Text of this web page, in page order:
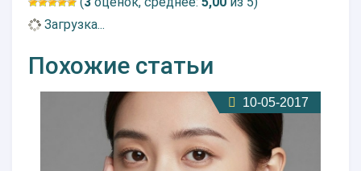
Загрузка...
Похожие статьи
10-05-2017